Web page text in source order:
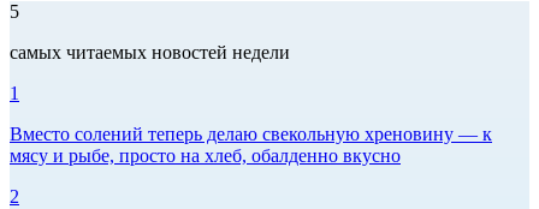
5
самых читаемых новостей недели
1
Вместо солений теперь делаю свекольную хреновину — к
мясу и рыбе, просто на хлеб, обалденно вкусно
2